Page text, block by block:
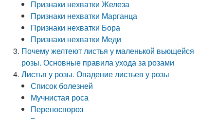
Признаки нехватки Железа
Признаки нехватки Марганца
Признаки нехватки Бора
Признаки нехватки Меди
Почему желтеют листья у маленькой вьющейся
розы. Основные правила ухода за розами
Листья у розы. Опадение листьев у розы
Список болезней
Мучнистая роса
Переноспороз